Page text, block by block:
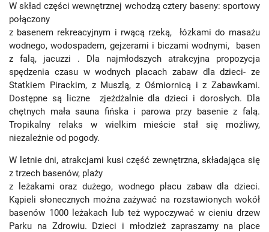
W skład części wewnętrznej wchodzą cztery baseny: sportowy
połączony
z basenem rekreacyjnym i rwącą rzeką, łózkami do masażu
wodnego, wodospadem, gejzerami i biczami wodnymi, basen
z falą, jacuzzi . Dla najmłodszych atrakcyjna propozycja
spędzenia czasu w wodnych placach zabaw dla dzieci- ze
Statkiem Pirackim, z Muszlą, z Ośmiornicą i z Zabawkami.
Dostępne są liczne zjeżdżalnie dla dzieci i dorosłych. Dla
chętnych mała sauna fińska i parowa przy basenie z falą.
Tropikalny relaks w wielkim mieście stał się możliwy,
niezależnie od pogody.
W letnie dni, atrakcjami kusi część zewnętrzna, składająca się
z trzech basenów, plaży
z leżakami oraz dużego, wodnego placu zabaw dla dzieci.
Kąpieli słonecznych można zażywać na rozstawionych wokół
basenów 1000 leżakach lub też wypoczywać w cieniu drzew
Parku na Zdrowiu. Dzieci i młodzież zapraszamy na place